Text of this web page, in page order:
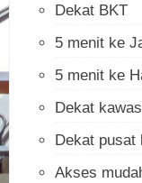
Dekat BKT
5 menit ke
5 menit ke
Dekat
Dekat pusat
Akses